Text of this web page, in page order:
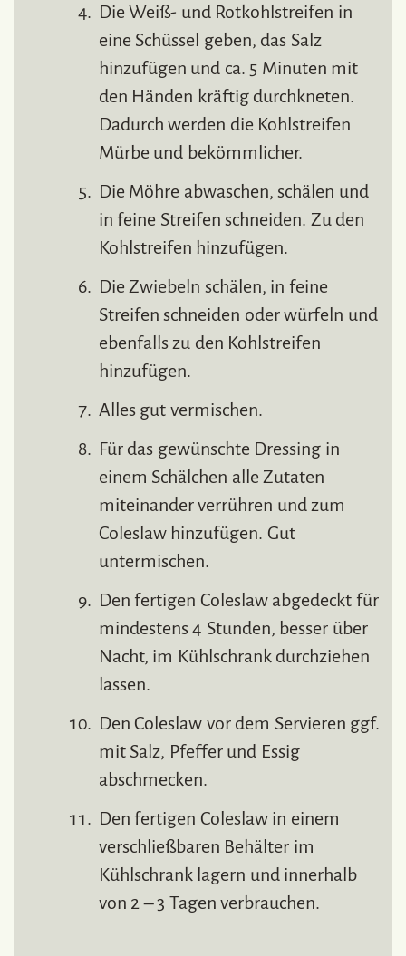
Die Weiß- und Rotkohlstreifen in
eine Schüssel geben, das Salz
hinzufügen und ca. 5 Minuten mit
den Händen kräftig durchkneten.
Dadurch werden die Kohlstreifen
Mürbe und bekömmlicher.
Die Möhre abwaschen, schälen und
in feine Streifen schneiden. Zu den
Kohlstreifen hinzufügen.
Die Zwiebeln schälen, in feine
Streifen schneiden oder würfeln und
ebenfalls zu den Kohlstreifen
hinzufügen.
Alles gut vermischen.
Für das gewünschte Dressing in
einem Schälchen alle Zutaten
miteinander verrühren und zum
Coleslaw hinzufügen. Gut
untermischen.
Den fertigen Coleslaw abgedeckt für
mindestens 4 Stunden, besser über
Nacht, im Kühlschrank durchziehen
lassen.
Den Coleslaw vor dem Servieren ggf.
mit Salz, Pfeffer und Essig
abschmecken.
Den fertigen Coleslaw in einem
verschließbaren Behälter im
Kühlschrank lagern und innerhalb
von 2 – 3 Tagen verbrauchen.